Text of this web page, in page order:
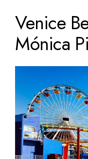
Venice
Mónica